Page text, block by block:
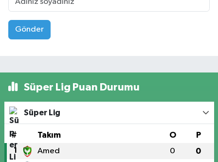
Gönder
Süper Lig Puan Durumu
Süper Lig
# Takım O P
1 Amed 0 0